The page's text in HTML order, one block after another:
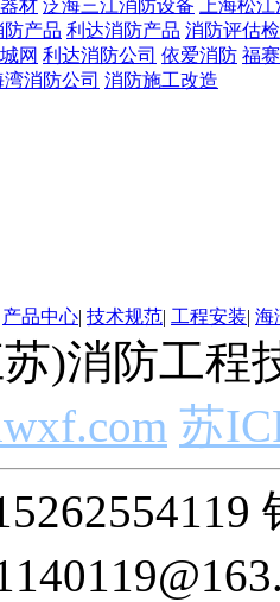
材 泛海三江消防设备
上海松
产品 利达消防产品 消防评估
网 利达消防公司 依爱消防 福
湾消防公司 消防施工改造
产品中心| 技术规范| 工程安装| 海
)消防工程
苏